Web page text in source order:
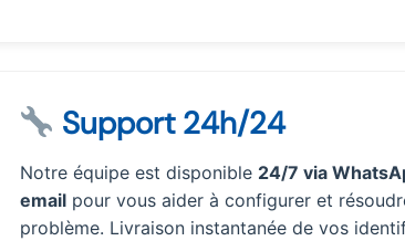
Support 24h/24
Notre équipe est disponible 24/7 via
emailpour vous aider à configurer et
problème. Livraison instantanée de vos